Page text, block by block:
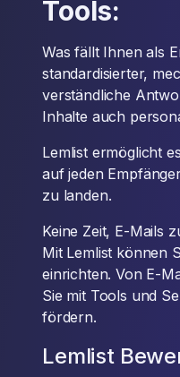
Tools:
Was fällt Ihnen als
standardisierter,
verständliche
Inhalte auch
Lemlist ermöglicht
auf jeden
zu landen.
Keine Zeit, E-Mails
Mit Lemlist können
einrichten. Von E-
Sie mit Tools und
fördern.
Lemlist